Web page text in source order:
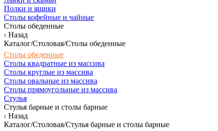
Полки и ящики
Столы кофейные и чайные
Столы обеденные
Назад
Каталог/Столовая/Столы обеденные
Столы обеденные
Столы квадратные из массива
Столы круглые из массива
Столы овальные из массива
Столы прямоугольные из массива
Стулья
Стулья барные и столы барные
Назад
Каталог/Столовая/Стулья барные и столы барные